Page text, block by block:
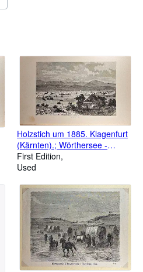
Holzstich um 1885. Klagenfurt
(Kärnten).; Wörthersee -
Panorama - Karawanken
First Edition
Used